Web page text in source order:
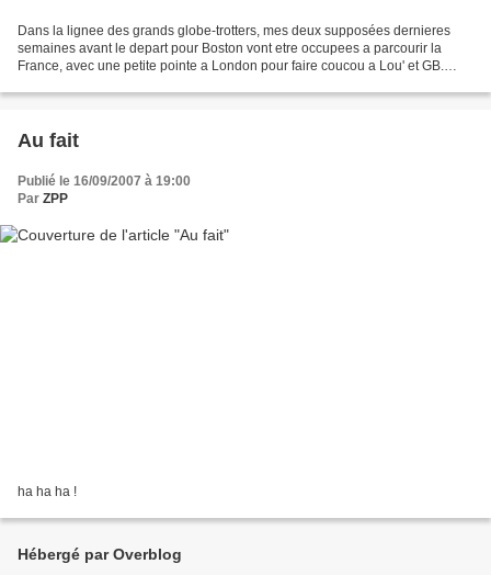
Dans la lignee des grands globe-trotters, mes deux supposées dernieres
semaines avant le depart pour Boston vont etre occupees a parcourir la
France, avec une petite pointe a London pour faire coucou a Lou' et GB.
Au fait
Publié le 16/09/2007 à 19:00
Par ZPP
ha ha ha !
Hébergé par Overblog